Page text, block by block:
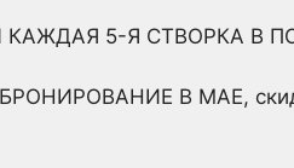
КАЖДАЯ 5-Я СТВОРКА В
В МАЕ,